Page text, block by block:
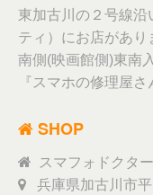
東加古川の２号線
ティ）にお店があ
南側(映画館側)東南
『スマホの修理屋
SHOP
スマフォドクタ
兵庫県加古川市